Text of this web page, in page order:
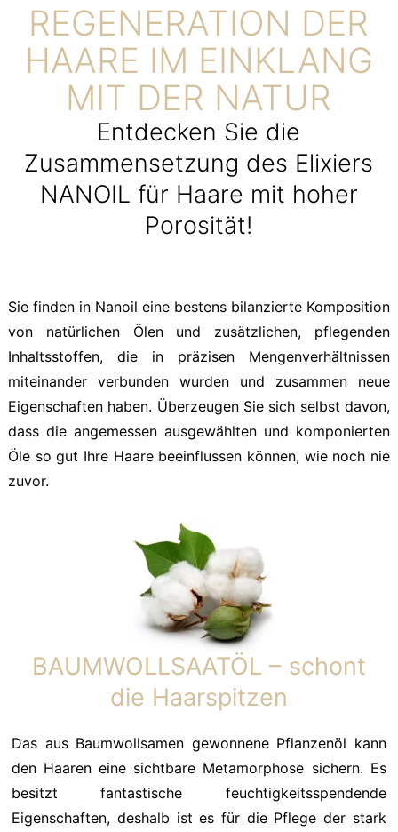
REGENERATION DER
HAARE IM EINKLANG
MIT DER NATUR
Entdecken Sie die
Zusammensetzung des Elixiers
NANOIL für Haare mit hoher
Porosität!
Sie finden in Nanoil eine bestens bilanzierte Komposition
von natürlichen Ölen und zusätzlichen, pflegenden
Inhaltsstoffen, die in präzisen Mengenverhältnissen
miteinander verbunden wurden und zusammen neue
Eigenschaften haben. Überzeugen Sie sich selbst davon,
dass die angemessen ausgewählten und komponierten
Öle so gut Ihre Haare beeinflussen können, wie noch nie
zuvor.
BAUMWOLLSAATÖL – schont
die Haarspitzen
Das aus Baumwollsamen gewonnene Pflanzenöl kann
den Haaren eine sichtbare Metamorphose sichern. Es
besitzt fantastische feuchtigkeitsspendende
Eigenschaften, deshalb ist es für die Pflege der stark